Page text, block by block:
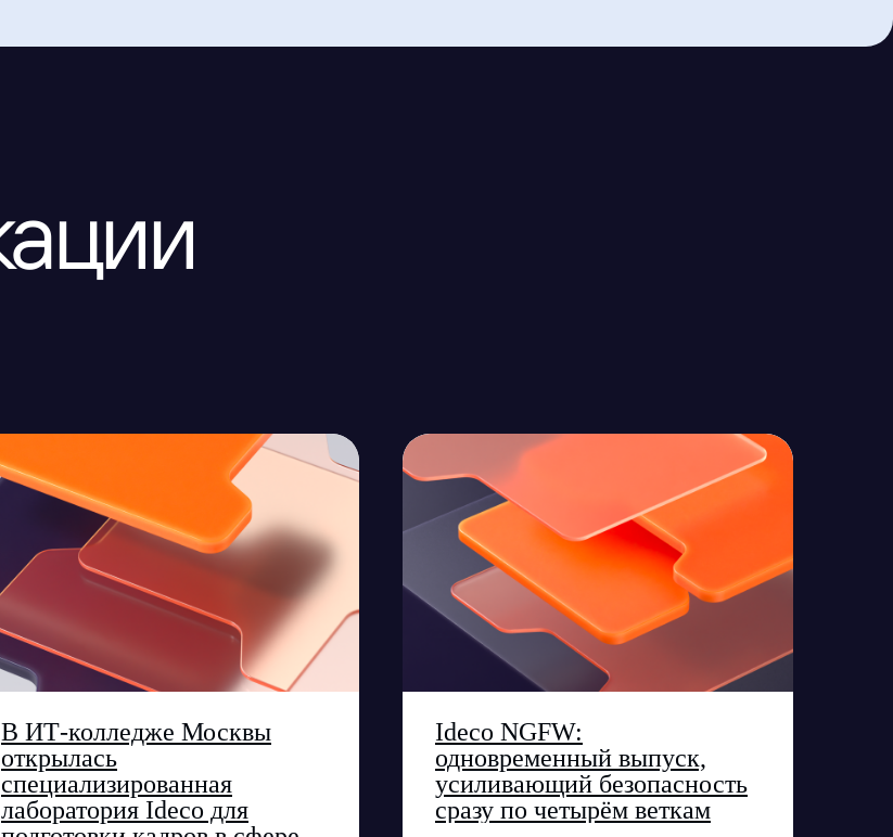
В ИТ-колледже Москвы
открылась
специализированная
лаборатория Ideco для
Ideco NGFW:
одновременный выпуск,
усиливающий безопасность
сразу по четырём веткам
Все публикации